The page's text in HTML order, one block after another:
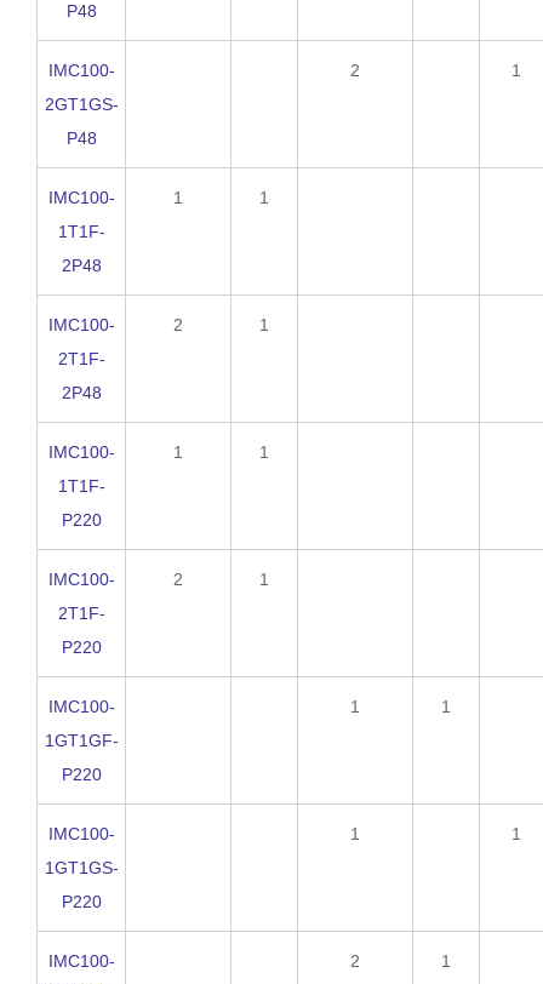
P48
IMC100-
2GT1GS-
P48
2 1
IMC100-
1T1F-
2P48
1 1
IMC100-
2T1F-
2P48
2 1
IMC100-
1T1F-
P220
1 1
IMC100-
2T1F-
P220
2 1
IMC100-
1GT1GF-
P220
1 1
IMC100-
1GT1GS-
P220
1 1
IMC100-
2 1